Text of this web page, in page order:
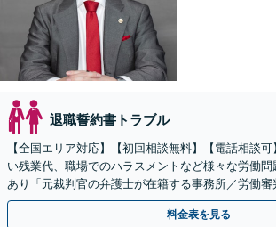
退職誓約書トラブル
【全国エリア対応】【初回相談無料】【電話相談
い残業代、職場でのハラスメントなど様々な労働
あり「元裁判官の弁護士が在籍する事務所／労働審
裁判官経験を活かした最適な戦略を立案」
料金表を見る